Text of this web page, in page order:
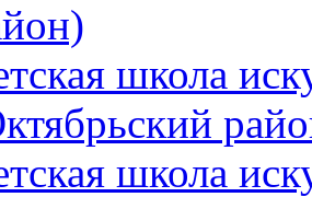
школа
школа